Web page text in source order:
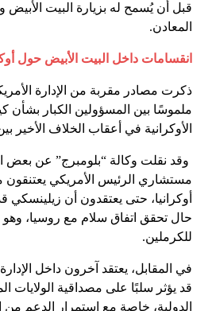
قبل أن يُسمح له بزيارة البيت الأبيض
المعادن.
انقسامات داخل البيت الأبيض حول
ذكرت مصادر مقربة من الإدارة
ملموسًا بين المسؤولين الكبار بشأن
الأوكرانية في أعقاب الخلاف الأخير
وقد نقلت وكالة “بلومبرج” عن بعض
مستشاري الرئيس الأمريكي
أوكرانيا، حتى يعتقدون أن
حال تحقق اتفاق سلام مع روسيا،
للكرملين.
في المقابل، يعتقد آخرون داخل
قد يؤثر سلبًا على مصداقية الولايات
الدولية، خاصة مع استمرار الدعم من